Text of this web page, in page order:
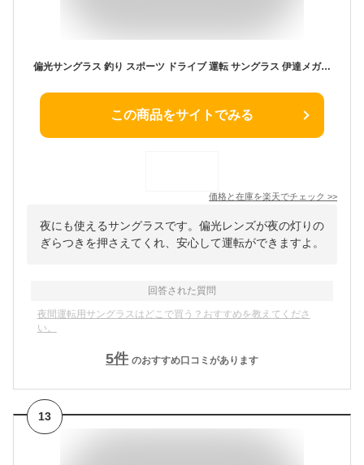
偏光サングラス 釣り スポーツ ドライブ 運転 サングラス 伊達メガネ メンズ レディース UVカット スクエア 四角 オーバル ライトカラーレンズ 薄い色 ナイトドライブ 夜間運転用 全10色 【一部予約商品8月上旬頃発送予定】
この商品をサイトでみる
価格と在庫を楽天でチェック >>
夜にも使えるサングラスです。偏光レンズが夜の灯りの
ぎらつきを押さえてくれ、安心して運転ができますよ。
回答された質問
夜間運転用サングラスはどこで買う？おすすめを教えてくださ
い。
5件 のおすすめ口コミがあります
13